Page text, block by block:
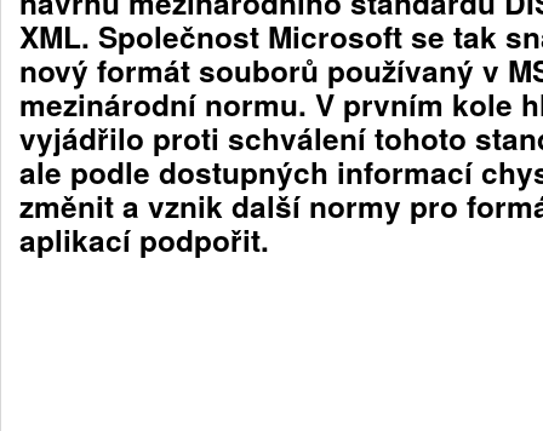
XML. Společnost Microsoft se tak
nový formát souborů používaný v
mezinárodní normu. V prvním kole
vyjádřilo proti schválení tohoto
ale podle dostupných informací
změnit a vznik další normy pro
aplikací podpořit.